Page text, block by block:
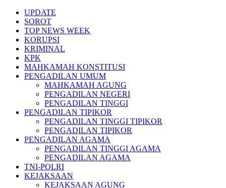
Skip
content
UPDATE
SOROT
TOP NEWS WEEK
KORUPSI
KRIMINAL
KPK
MAHKAMAH KONSTITUSI
PENGADILAN UMUM
MAHKAMAH AGUNG
PENGADILAN NEGERI
PENGADILAN TINGGI
PENGADILAN TIPIKOR
PENGADILAN TINGGI TIPIKOR
PENGADILAN TIPIKOR
PENGADILAN AGAMA
PENGADILAN TINGGI AGAMA
PENGADILAN AGAMA
TNI-POLRI
KEJAKSAAN
KEJAKSAAN AGUNG